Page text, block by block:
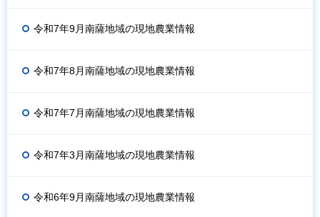
令和7年9月南薩地域の現地農業情報
令和7年8月南薩地域の現地農業情報
令和7年7月南薩地域の現地農業情報
令和7年3月南薩地域の現地農業情報
令和6年9月南薩地域の現地農業情報